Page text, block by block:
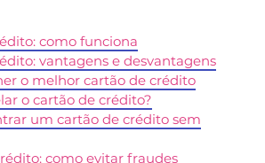
como funciona
vantagens e desvantagens
o melhor cartão de crédito
o cartão de crédito?
um cartão de crédito sem
como evitar fraudes